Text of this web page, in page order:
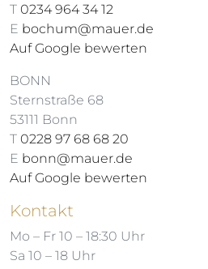
T 0234 964 34 12
E bochum@mauer.de
Auf Google bewerten
BONN
Sternstraße 68
53111 Bonn
T 0228 97 68 68 20
E bonn@mauer.de
Auf Google bewerten
Kontakt
Mo – Fr 10 – 18:30 Uhr
Sa 10 – 18 Uhr